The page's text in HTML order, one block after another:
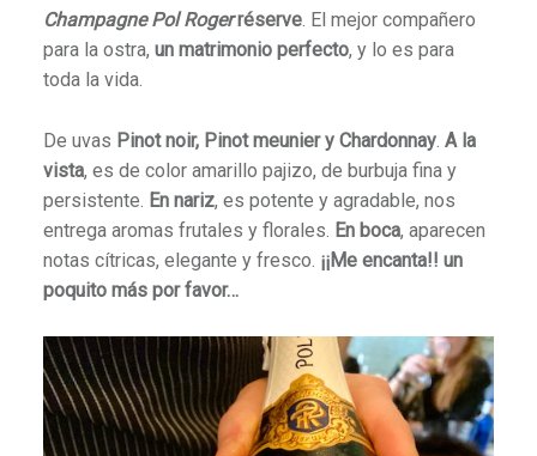
Champagne Pol Roger réserve. El mejor compañero
para la ostra, un matrimonio perfecto, y lo es para
toda la vida.
De uvas Pinot noir, Pinot meunier y Chardonnay. A la
vista, es de color amarillo pajizo, de burbuja fina y
persistente. En nariz, es potente y agradable, nos
entrega aromas frutales y florales. En boca, aparecen
notas cítricas, elegante y fresco. ¡¡Me encanta!! un
poquito más por favor…